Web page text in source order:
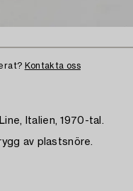
Kontakta oss
Italien, 1970-tal.
av plastsnöre.